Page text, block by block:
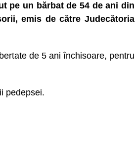
pe un bărbat de 54 de ani din
emis de către Judecătoria
de 5 ani închisoare, pentru
pedepsei.